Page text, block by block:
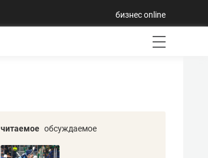
бизнес online
читаемое обсуждаемое